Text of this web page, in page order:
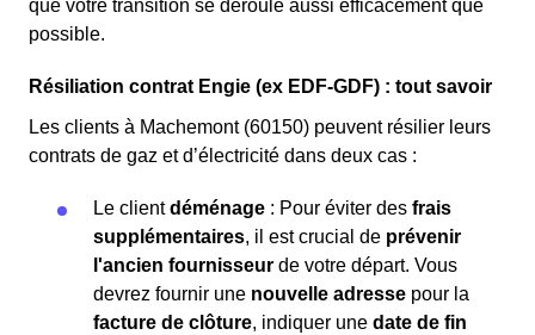
que votre transition se déroule aussi efficacement que
possible.
Résiliation contrat Engie (ex EDF-GDF) : tout savoir
Les clients à Machemont (60150) peuvent résilier leurs
contrats de gaz et d’électricité dans deux cas :
Le clientdéménage : Pour éviter des frais
supplémentaires, il est crucial de prévenir
l'ancien fournisseur de votre départ. Vous
devrez fournir une nouvelle adresse pour la
facture de clôture, indiquer une date de fin